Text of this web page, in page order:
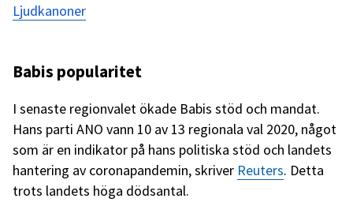
Ljudkanoner
Babis popularitet
I senaste regionvalet ökade Babis stöd och mandat.
Hans parti ANO vann 10 av 13 regionala val 2020, något
som är en indikator på hans politiska stöd och landets
hantering av coronapandemin, skriver Reuters. Detta
trots landets höga dödsantal.